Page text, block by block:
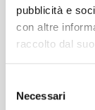
pubblicità e
con altre
raccolto dal
delNecessari
Raggiungi
cerca la
menu a